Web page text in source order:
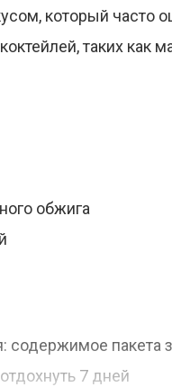
который часто
таких как
обжига
содержимое пакета
7 дней